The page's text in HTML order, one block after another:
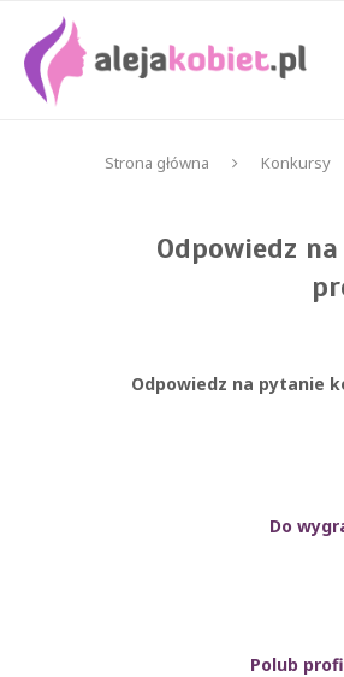
Strona główna Konkursy
Odpowiedz
Odpowiedz na pytanie
Do
Polub